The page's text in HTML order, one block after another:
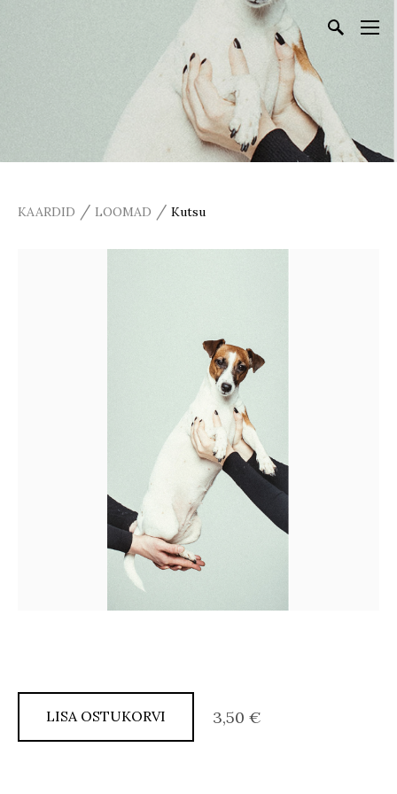
KAARDID / LOOMAD / Kutsu
LISA OSTUKORVI 3,50 €